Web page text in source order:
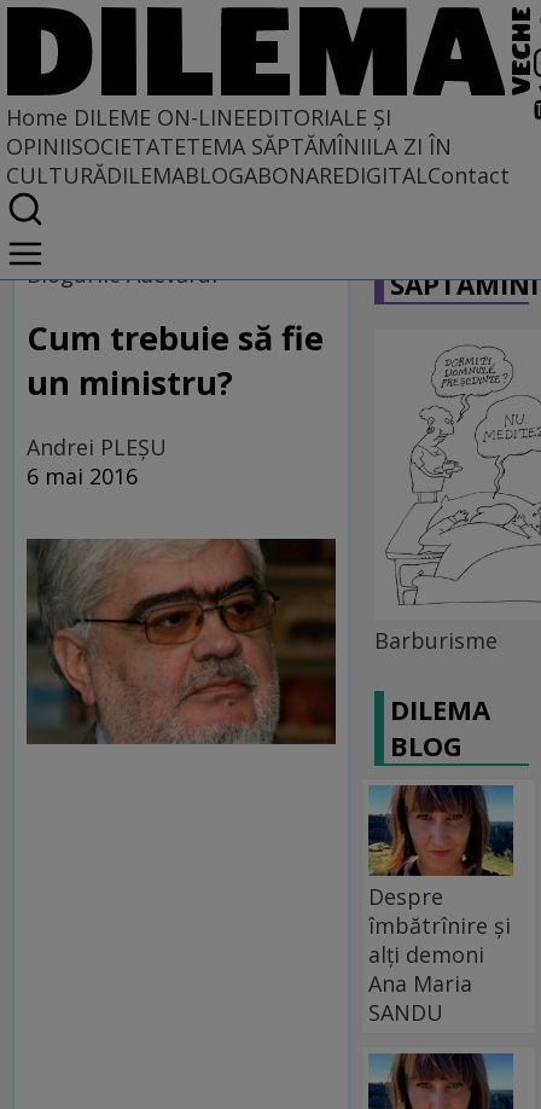
Home DILEME ON-LINEEDITORIALE ȘI
OPINIISOCIETATETEMA SĂPTĂMÎNIILA ZI ÎN
CULTURĂDILEMABLOGABONAREDIGITALContact
Home
Dileme on-line
Blogurile Adevărul
Cum trebuie să fie
un ministru?
Andrei PLEŞU
6 mai 2016
Barburisme
DILEMA
BLOG
Despre
îmbătrînire și
alți demoni
Ana Maria
SANDU